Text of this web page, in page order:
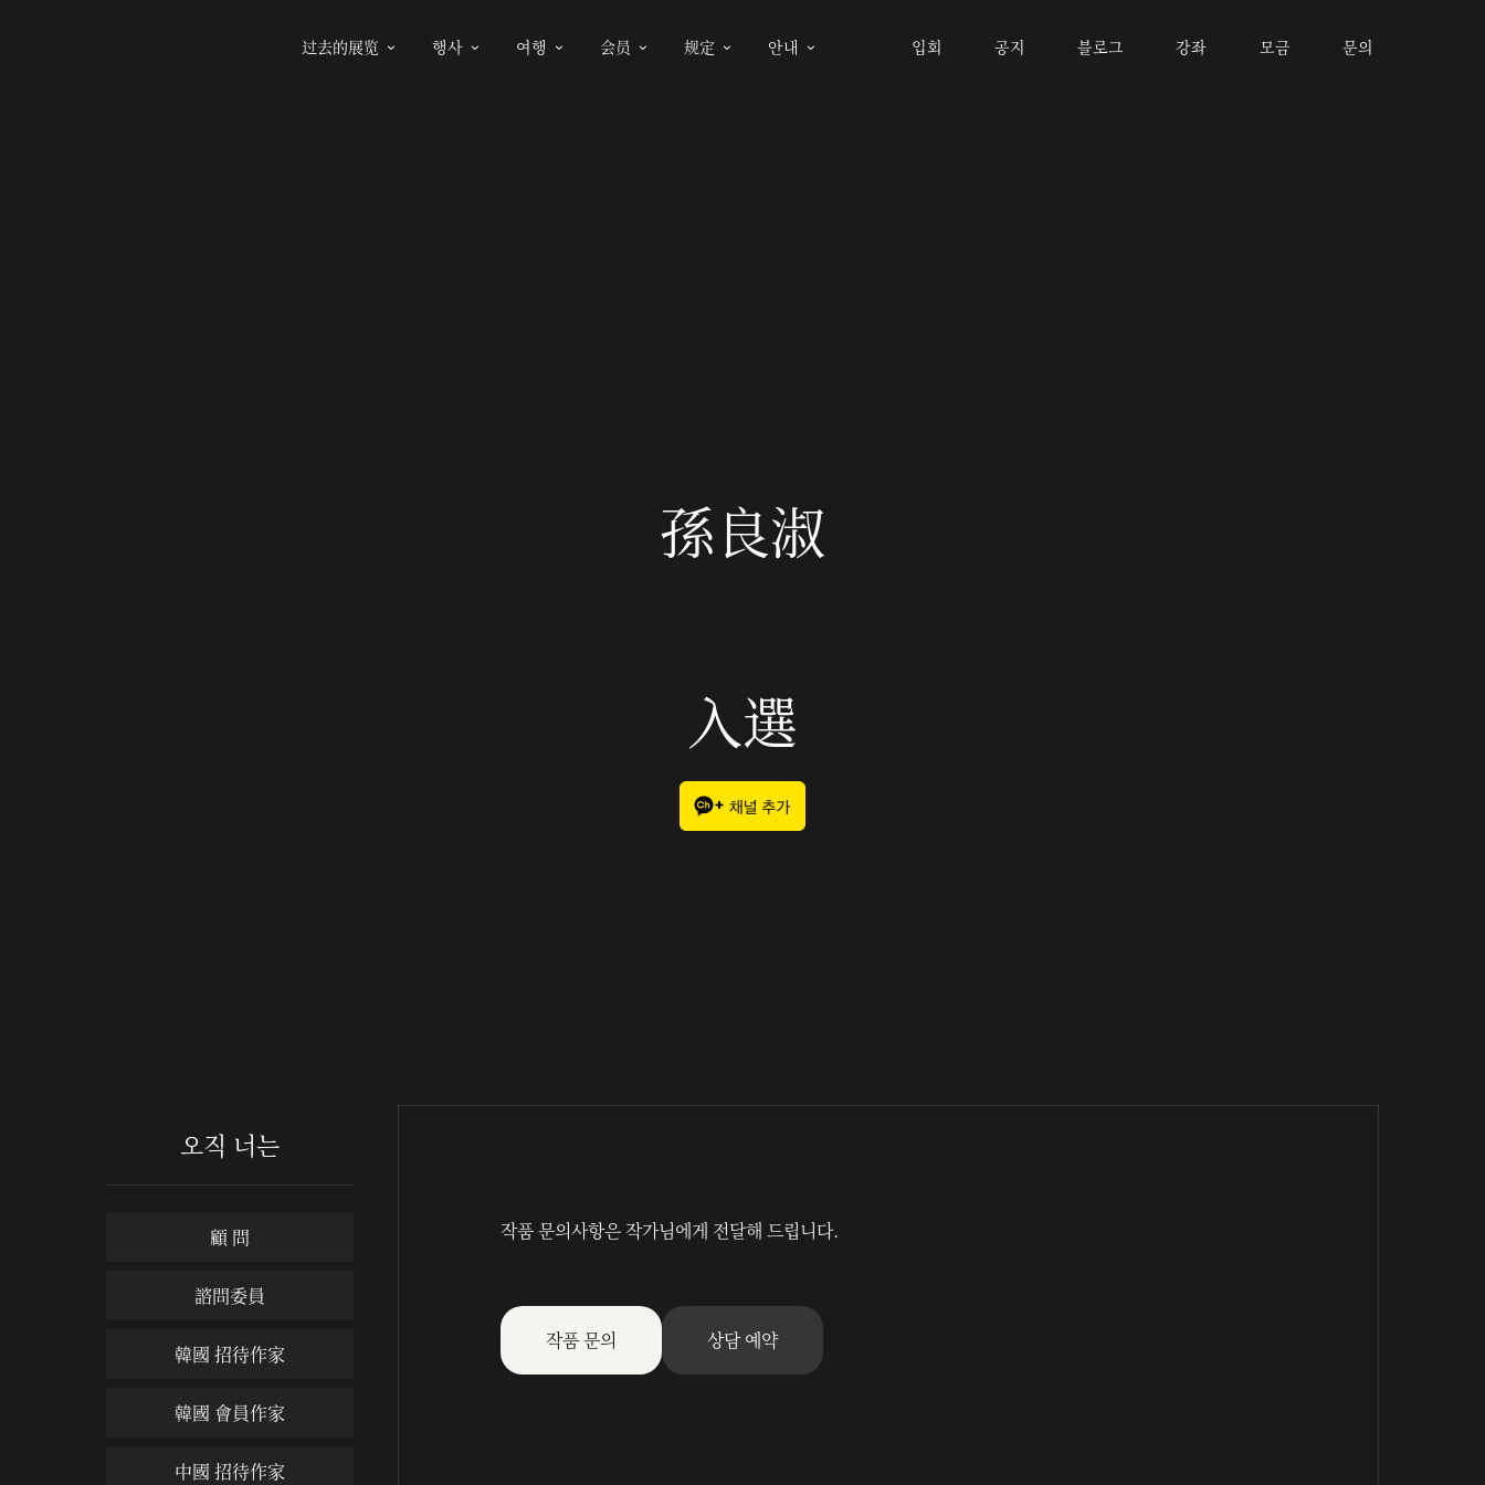
过去的展览  행사  여행  会员  规定  안내  입회 공지 블로그 강좌 모금 문의
孫良淑
入選
오직 너는
顧 問
諮問委員
韓國 招待作家
韓國 會員作家
中國 招待作家
작품 문의사항은 작가님에게 전달해 드립니다.
작품 문의 상담 예약